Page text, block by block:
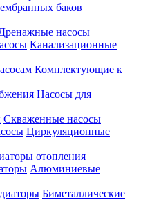
баков
насосы
Канализационные
Комплектующие к
Насосы для
Скваженные насосы
Циркуляционные
отопления
Алюминиевые
Биметаллические